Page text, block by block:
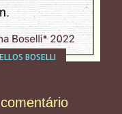
BOSELLI